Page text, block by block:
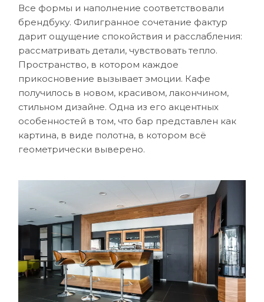
Все формы и наполнение соответствовали
брендбуку. Филигранное сочетание фактур
дарит ощущение спокойствия и расслабления:
рассматривать детали, чувствовать тепло.
Пространство, в котором каждое
прикосновение вызывает эмоции. Кафе
получилось в новом, красивом, лакончином,
стильном дизайне. Одна из его акцентных
особенностей в том, что бар представлен как
картина, в виде полотна, в котором всё
геометрически выверено.